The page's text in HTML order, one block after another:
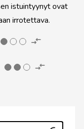
istuintyynyt ovat
irrotettava.